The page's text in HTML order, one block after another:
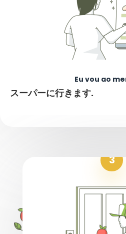
Eu vou ao
スーパーに行きます.
3